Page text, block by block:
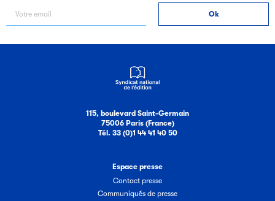
115, boulevard Saint-Germain
75006 Paris (France)
Tél. 33 (0)1 44 41 40 50
Espace presse
Contact presse
Communiqués de presse